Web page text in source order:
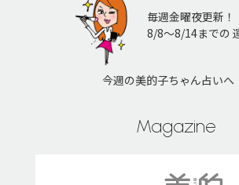
毎週金曜夜更新！
8/8〜8/14までの
今週の美的子ちゃん占いへ
Magazine